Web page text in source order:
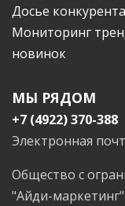
Досье конкурента
Мониторинг
новинок
МЫ РЯДОМ
+7 (4922) 370-388
Электронная
Общество с
"Айди-маркетинг"